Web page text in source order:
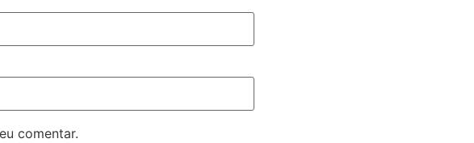
comentar.